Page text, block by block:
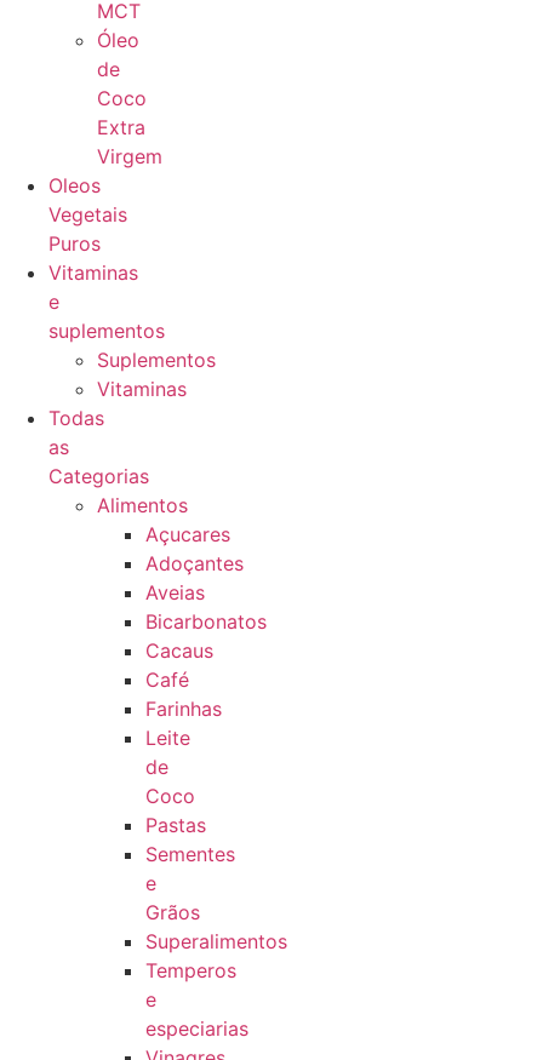
MCT
Óleo
de
Coco
Extra
Virgem
Oleos
Vegetais
Puros
Vitaminas
e
suplementos
Suplementos
Vitaminas
Todas
as
Categorias
Alimentos
Açucares
Adoçantes
Aveias
Bicarbonatos
Cacaus
Café
Farinhas
Leite
de
Coco
Pastas
Sementes
e
Grãos
Superalimentos
Temperos
e
especiarias